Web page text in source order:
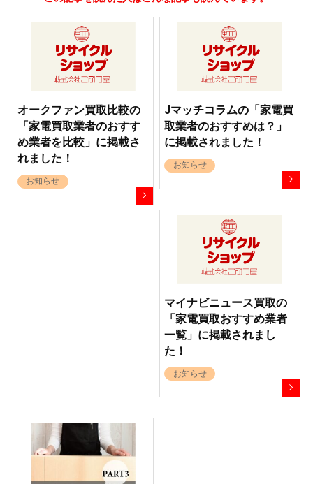
オークファン買取比較の
「家電買取業者のおすす
め業者を比較」に掲載さ
れました！
お知らせ
Jマッチコラムの「家電買
取業者のおすすめは？」
に掲載されました！
お知らせ
マイナビニュース買取の
「家電買取おすすめ業者
一覧」に掲載されまし
た！
お知らせ